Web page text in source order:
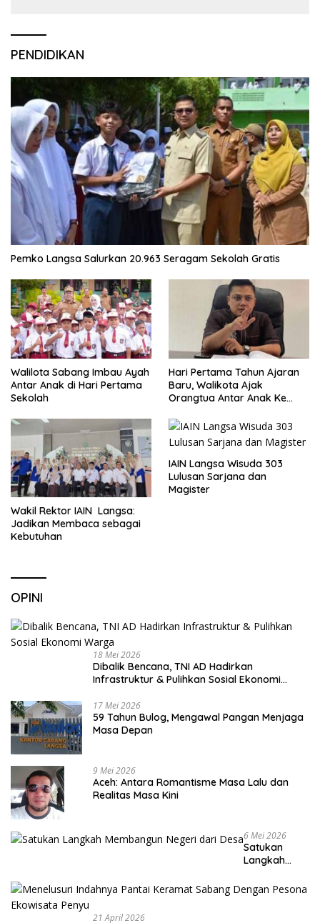
PENDIDIKAN
Pemko Langsa Salurkan 20.963 Seragam Sekolah Gratis
Walilota Sabang Imbau Ayah
Antar Anak di Hari Pertama
Sekolah
Hari Pertama Tahun Ajaran
Baru, Walikota Ajak
Orangtua Antar Anak Ke
Wakil Rektor IAIN Langsa:
Jadikan Membaca sebagai
Kebutuhan
IAIN Langsa Wisuda 303
Lulusan Sarjana dan
Magister
OPINI
18 Mei 2026
Dibalik Bencana, TNI AD Hadirkan
Infrastruktur & Pulihkan Sosial Ekonomi
17 Mei 2026
59 Tahun Bulog, Mengawal Pangan Menjaga
Masa Depan
9 Mei 2026
Aceh: Antara Romantisme Masa Lalu dan
Realitas Masa Kini
6 Mei 2026
Satukan
Langkah
Negeri dari
Desa
21 April 2026